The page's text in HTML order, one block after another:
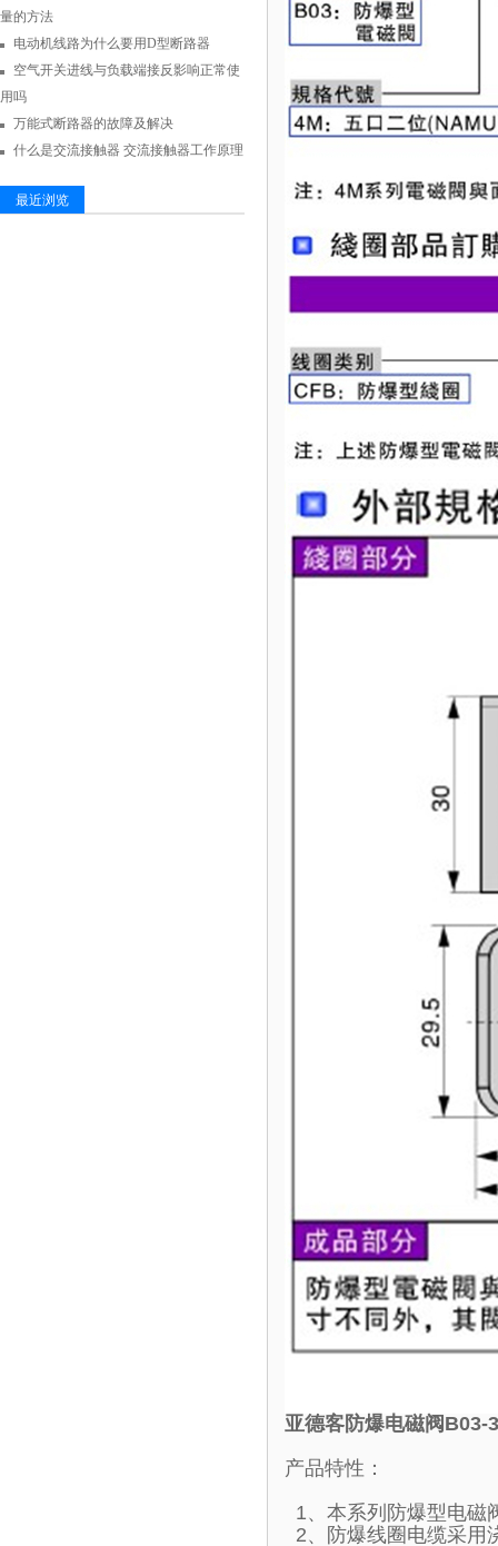
量的方法
电动机线路为什么要用D型断路器
空气开关进线与负载端接反影响正常使
用吗
万能式断路器的故障及解决
什么是交流接触器 交流接触器工作原理
最近浏览
亚德客防爆电磁阀B03-
产品特性：
1、本系列防爆型电磁
2、防爆线圈电缆采用